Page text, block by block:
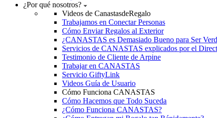
¿Por qué nosotros?
Videos de CanastasdeRegalo
Trabajamos en Conectar Personas
Cómo Enviar Regalos al Exterior
¿CANASTAS es Demasiado Bueno para Ser
Servicios de CANASTAS explicados por el
Testimonio de Cliente de Arpine
Trabajar en CANASTAS
Servicio GiftyLink
Videos Guía de Usuario
Cómo Funciona CANASTAS
Cómo Hacemos que Todo Suceda
¿Cómo Funciona CANASTAS?